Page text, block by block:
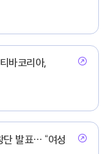
바코리아,
단 발표… “여성